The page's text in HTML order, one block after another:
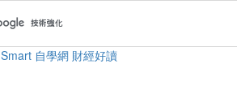
Smart 自學網 財經好讀